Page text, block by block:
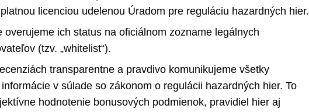
licenciou udelenou Úradom pre reguláciu hazardných hier.
overujeme ich status na oficiálnom zozname legálnych
(tzv. „whitelist“).
transparentne a pravdivo komunikujeme všetky
v súlade so zákonom o regulácii hazardných hier. To
hodnotenie bonusových podmienok, pravidiel hier aj